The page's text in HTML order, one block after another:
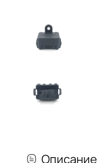
Описание